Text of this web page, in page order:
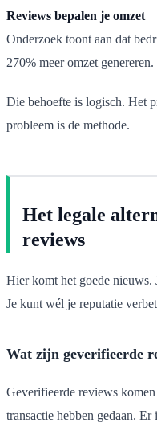
Reviews bepalen je omzet
Onderzoek toont aan dat
270% meer omzet genereren.
Die behoefte is logisch. Het
probleem is de methode.
Het legale
reviews
Hier komt het goede nieuws.
Je kunt wél je reputatie
Wat zijn geverifieerde
Geverifieerde reviews
transactie hebben gedaan.